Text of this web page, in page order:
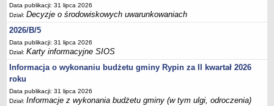
Statut
Strategia rozwoju
Projekty uchwał
Protokoły
Imienne wykazy głosowań radnych
Postać dokumentów
Data publikacji: 31 lipca 2026
Dział:Decyzje o środowiskowych uwarunkowaniach
2026/B/5
Data publikacji: 31 lipca 2026
Dział:Karty informacyjne SIOS
Informacja o wykonaniu budżetu gminy Rypin za II kwartał 2026
roku
Data publikacji: 31 lipca 2026
Dział:Informacje z wykonania budżetu gminy (w tym ulgi, odroczenia)